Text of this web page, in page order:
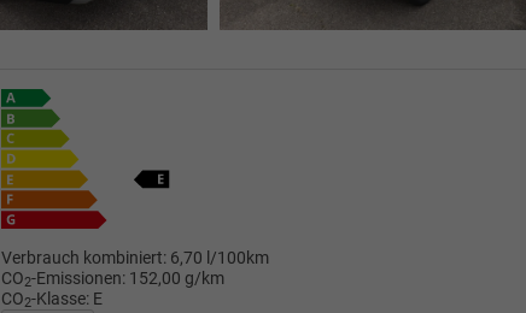
Verbrauch kombiniert: 6,70 l/100km
CO2-Emissionen: 152,00 g/km
CO2-Klasse: E